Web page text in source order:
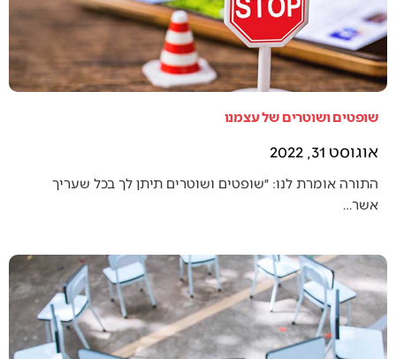
שופטים ושוטרים של עצמנו
אוגוסט 31, 2022
התורה אומרת לנו: ״שופטים ושוטרים תיתן לך בכל שעריך
אשר…